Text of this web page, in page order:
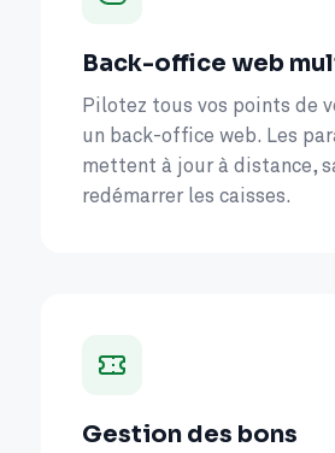
Back-office web
Pilotez tous vos points de
un back-office web. Les
mettent à jour à distance,
redémarrer les caisses.
Gestion des bons